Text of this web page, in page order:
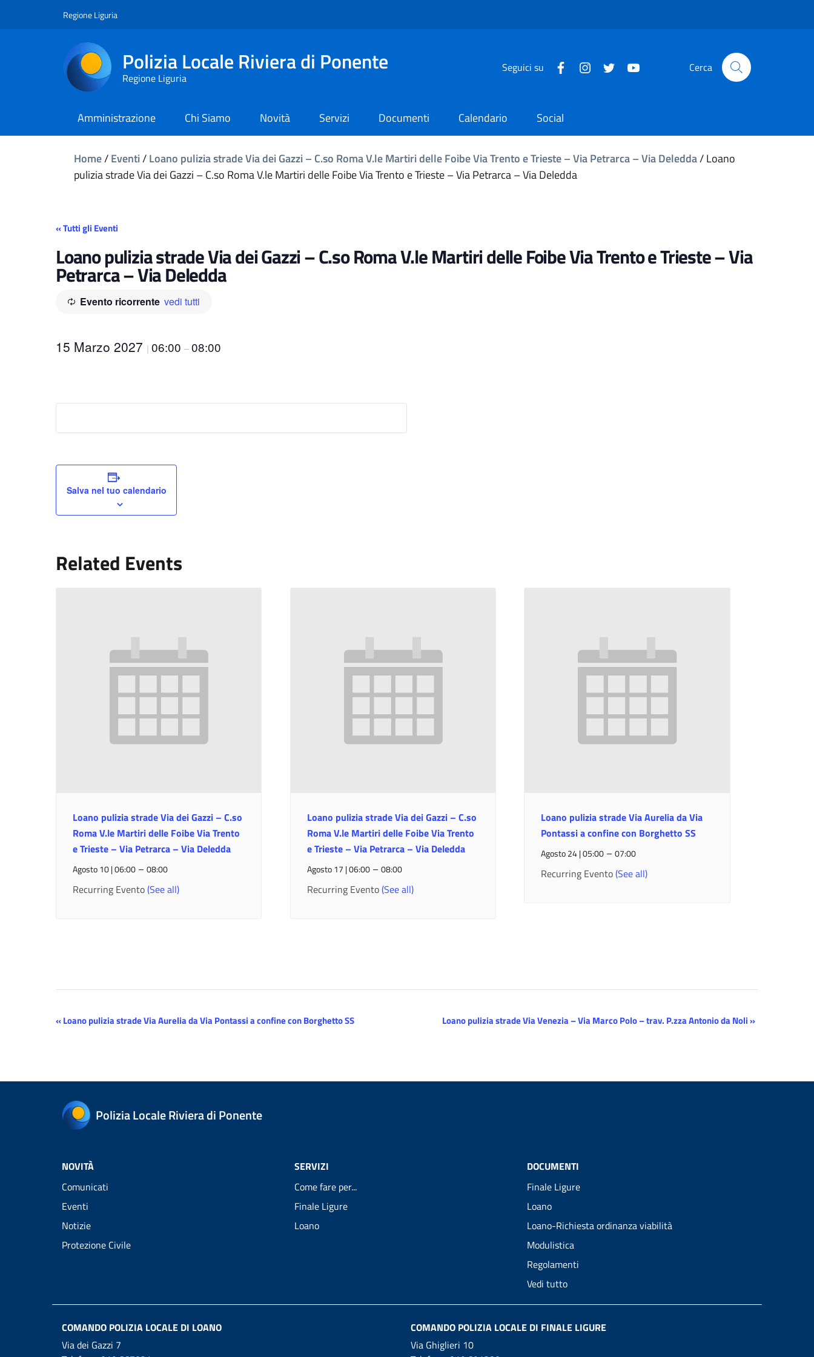
Regione Liguria
Polizia Locale Riviera di Ponente
Regione Liguria
Seguici su Cerca
Amministrazione Chi Siamo Novità Servizi Documenti Calendario Social
Home/Eventi/Loano pulizia strade Via dei Gazzi – C.so Roma V.le Martiri delle Foibe Via Trento e Trieste – Via Petrarca – Via Deledda/Loano
pulizia strade Via dei Gazzi – C.so Roma V.le Martiri delle Foibe Via Trento e Trieste – Via Petrarca – Via Deledda
« Tutti gli Eventi
Loano pulizia strade Via dei Gazzi – C.so Roma V.le Martiri delle Foibe Via Trento e Trieste – Via
Petrarca – Via Deledda
Evento ricorrente vedi tutti
15 Marzo 2027 | 06:00 –08:00
Salva nel tuo calendario
Related Events
Loano pulizia strade Via dei Gazzi – C.so
Roma V.le Martiri delle Foibe Via Trento
e Trieste – Via Petrarca – Via Deledda
Agosto 10 | 06:00 –08:00
Recurring Evento(See all)
Loano pulizia strade Via dei Gazzi – C.so
Roma V.le Martiri delle Foibe Via Trento
e Trieste – Via Petrarca – Via Deledda
Agosto 17 | 06:00– 08:00
Recurring Evento(See all)
Loano pulizia strade Via Aurelia da Via
Pontassi a confine con Borghetto SS
Agosto 24 | 05:00 –07:00
Recurring Evento(See all)
Evento
«Loano pulizia strade Via Aurelia da Via Pontassi a confine con Borghetto SS Loano pulizia strade Via Venezia – Via Marco Polo – trav. P.zza Antonio da Noli»
Polizia Locale Riviera di Ponente
NOVITÀ
Comunicati
Eventi
Notizie
Protezione Civile
SERVIZI
Come fare per...
Finale Ligure
Loano
DOCUMENTI
Finale Ligure
Loano
Loano-Richiesta ordinanza viabilità
Modulistica
Regolamenti
Vedi tutto
COMANDO POLIZIA LOCALE DI LOANO
Via dei Gazzi 7
COMANDO POLIZIA LOCALE DI FINALE LIGURE
Via Ghiglieri 10